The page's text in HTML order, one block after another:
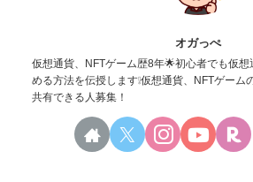
オガっぺ
仮想通貨、NFTゲーム歴8年🌟初心者でも仮
める方法を伝授します❕仮想通貨、NFTゲーム
共有できる人募集！